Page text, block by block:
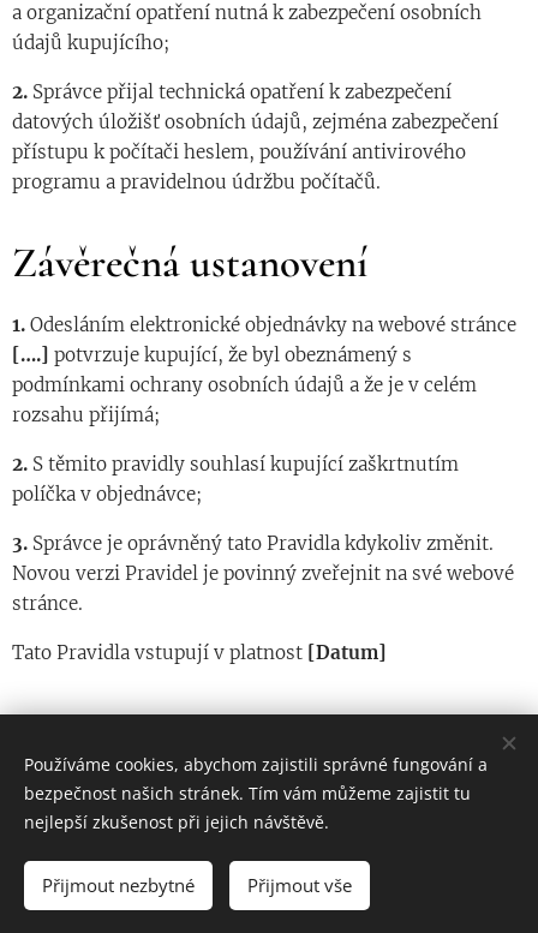
a organizační opatření nutná k zabezpečení osobních
údajů kupujícího;
2. Správce přijal technická opatření k zabezpečení
datových úložišť osobních údajů, zejména zabezpečení
přístupu k počítači heslem, používání antivirového
programu a pravidelnou údržbu počítačů.
Závěrečná ustanovení
1. Odesláním elektronické objednávky na webové stránce
[….] potvrzuje kupující, že byl obeznámený s
podmínkami ochrany osobních údajů a že je v celém
rozsahu přijímá;
2. S těmito pravidly souhlasí kupující zaškrtnutím
políčka v objednávce;
3. Správce je oprávněný tato Pravidla kdykoliv změnit.
Novou verzi Pravidel je povinný zveřejnit na své webové
stránce.
Tato Pravidla vstupují v platnost [Datum]
České brány, s.r.o. Heller Petr TEL. +420 792 354 110
Všechna práva vyhrazena 2026
info@ceskebrany.cz Cookies
Používáme cookies, abychom zajistili správné fungování a
bezpečnost našich stránek. Tím vám můžeme zajistit tu
nejlepší zkušenost při jejich návštěvě.
Přijmout nezbytné Přijmout vše